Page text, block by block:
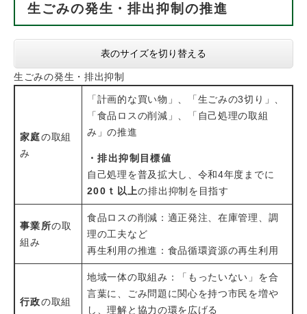
生ごみの発生・排出抑制の推進
表のサイズを切り替える
生ごみの発生・排出抑制
家庭の取組
み
「計画的な買い物」、「生ごみの3切り」、
「食品ロスの削減」、「自己処理の取組
み」の推進
・排出抑制目標値
自己処理を普及拡大し、令和4年度までに
200ｔ以上の排出抑制を目指す
事業所の取
組み
食品ロスの削減：適正発注、在庫管理、調
理の工夫など
再生利用の推進：食品循環資源の再生利用
行政の取組
地域一体の取組み：「もったいない」を合
言葉に、ごみ問題に関心を持つ市民を増や
し、理解と協力の環を広げる